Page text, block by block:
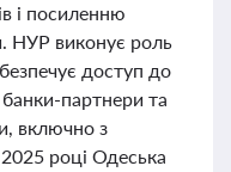
і посиленню
НУР виконує роль
доступ до
банки-партнери та
включно з
році Одеська